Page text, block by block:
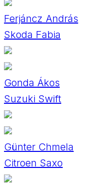
Ferjáncz András
Skoda Fabia
Gonda Ákos
Suzuki Swift
Günter Chmela
Citroen Saxo